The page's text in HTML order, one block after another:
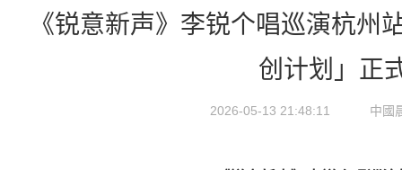
《锐意新声》李锐个唱巡演杭州
创计划」正
2026-05-13 21:48:11 中國